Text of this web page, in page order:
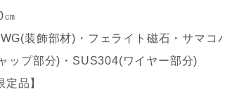
㎝
装飾部材)・フェライト磁石・サマコ
ップ部分)・SUS304(ワイヤー部分)
定品】